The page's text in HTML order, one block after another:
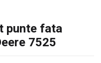
punte fata
7525